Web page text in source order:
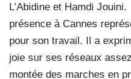
L’Abidine et Hamdi Jouini.
présence à Cannes
pour son travail. Il a
joie sur ses réseaux
montée des marches en